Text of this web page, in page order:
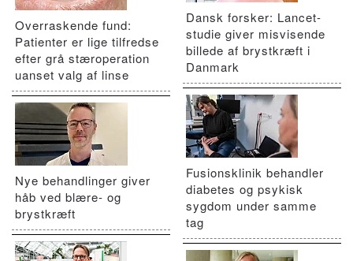
Overraskende fund:
Patienter er lige tilfredse
efter grå stæroperation
uanset valg af linse
Nye behandlinger giver
håb ved blære- og
brystkræft
Dansk forsker: Lancet-
studie giver misvisende
billede af brystkræft i
Danmark
Fusionsklinik behandler
diabetes og psykisk
sygdom under samme
tag